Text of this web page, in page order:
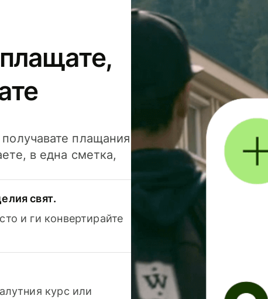
плащания
в една сметка,
свят.
и ги конвертирайте
курс или